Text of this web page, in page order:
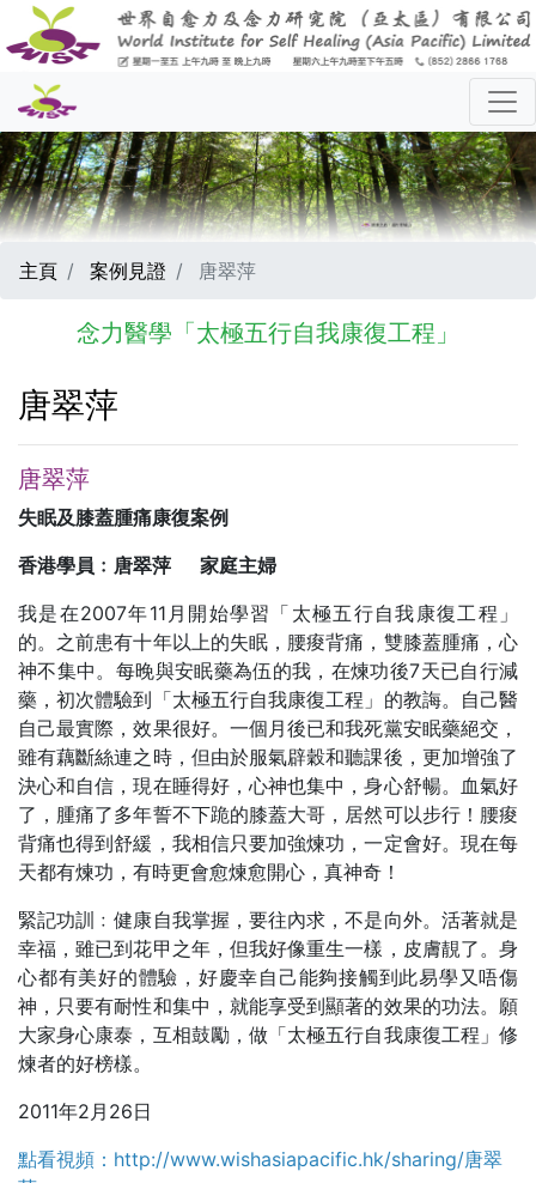
主頁 案例見證 唐翠萍
念力醫學「太極五行自我康復工程」
唐翠萍
唐翠萍
失眠及膝蓋腫痛康復案例
香港學員﹕唐翠萍 家庭主婦
我是在2007年11月開始學習「太極五行自我康復工程」
的。之前患有十年以上的失眠，腰痠背痛，雙膝蓋腫痛，心
神不集中。每晚與安眠藥為伍的我，在煉功後7天已自行減
藥，初次體驗到「太極五行自我康復工程」的教誨。自己醫
自己最實際，效果很好。一個月後已和我死黨安眠藥絕交，
雖有藕斷絲連之時，但由於服氣辟穀和聽課後，更加增強了
決心和自信，現在睡得好，心神也集中，身心舒暢。血氣好
了，腫痛了多年誓不下跪的膝蓋大哥，居然可以步行！腰痠
背痛也得到舒緩，我相信只要加強煉功，一定會好。現在每
天都有煉功，有時更會愈煉愈開心，真神奇！
緊記功訓﹕健康自我掌握，要往內求，不是向外。活著就是
幸福，雖已到花甲之年，但我好像重生一樣，皮膚靚了。身
心都有美好的體驗，好慶幸自己能夠接觸到此易學又唔傷
神，只要有耐性和集中，就能享受到顯著的效果的功法。願
大家身心康泰，互相鼓勵，做「太極五行自我康復工程」修
煉者的好榜樣。
2011年2月26日
點看視頻：http://www.wishasiapacific.hk/sharing/唐翠